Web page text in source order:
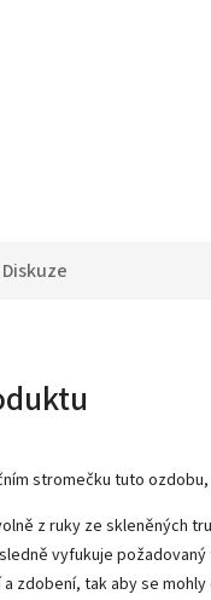
Diskuze
stromečku tuto
z ruky ze skleněných
vyfukuje
a zdobení, tak aby se